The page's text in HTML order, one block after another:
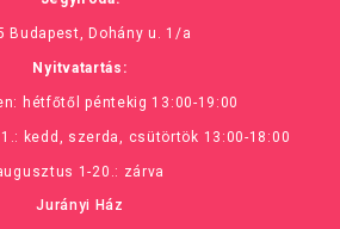
Budapest, Dohány u. 1/a
Nyitvatartás:
hétfőtől péntekig 13:00-19:00
kedd, szerda, csütörtök 13:00-18:00
1-20.: zárva
Jurányi Ház